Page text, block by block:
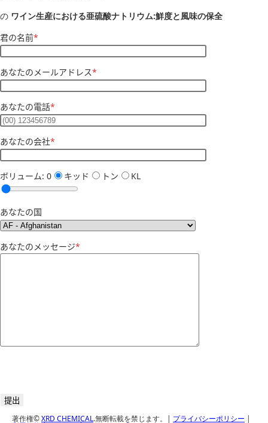
の ワイン生産における亜硫酸ナトリウム:鮮度と風味の保全
君の名前*
あなたのメールアドレス*
あなたの電話*
あなたの会社*
ボリューム: 0 キッド トン KL
あなたの国
あなたのメッセージ*
著作権©XRD CHEMICAL.無断転載を禁じます。| プライバシーポリシー |